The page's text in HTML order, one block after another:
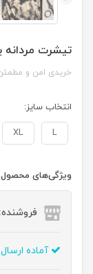
تیشرت مردانه
خریدی امن و مطمئن
انتخاب سایز:
L
XL
ویژگی‌های محصول
آماده ارسال